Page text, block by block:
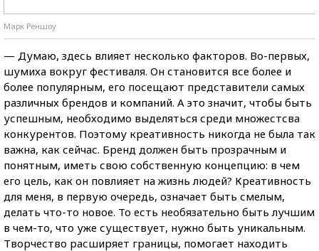
Марк Реншоу
— Думаю, здесь влияет несколько факторов. Во-первых,
шумиха вокруг фестиваля. Он становится все более и
более популярным, его посещают представители самых
различных брендов и компаний. А это значит, чтобы быть
успешным, необходимо выделяться среди множестсва
конкурентов. Поэтому креативность никогда не была так
важна, как сейчас. Бренд должен быть прозрачным и
понятным, иметь свою собственную концепцию: в чем
его цель, как он повлияет на жизнь людей? Креативность
для меня, в первую очередь, означает быть смелым,
делать что-то новое. То есть необязательно быть лучшим
в чем-то, что уже существует, нужно быть уникальным.
Творчество расширяет границы, помогает находить